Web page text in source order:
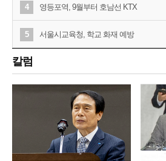
4 영등포역, 9월부터 호남선 KTX
5 서울시교육청, 학교 화재 예방
칼럼